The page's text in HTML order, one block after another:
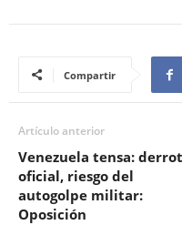
Compartir
Artículo anterior
Venezuela tensa:
oficial, riesgo del
autogolpe militar:
Oposición